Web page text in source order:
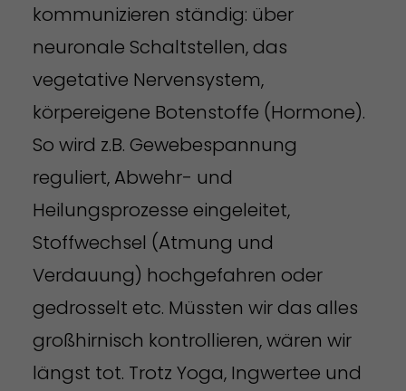
kommunizieren ständig: über
neuronale Schaltstellen, das
vegetative Nervensystem,
körpereigene Botenstoffe (Hormone).
So wird z.B. Gewebespannung
reguliert, Abwehr- und
Heilungsprozesse eingeleitet,
Stoffwechsel (Atmung und
Verdauung) hochgefahren oder
gedrosselt etc. Müssten wir das alles
großhirnisch kontrollieren, wären wir
längst tot. Trotz Yoga, Ingwertee und